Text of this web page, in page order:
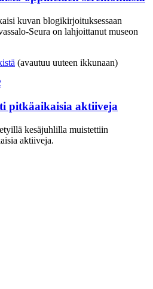
kuvan blogikirjoituksessaan
Seura on lahjoittanut museon
(avautuu uuteen ikkunaan)
pitkäaikaisia aktiiveja
kesäjuhlilla muistettiin
aktiiveja.